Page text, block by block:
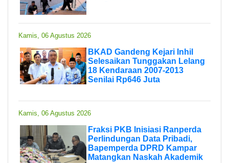
Kamis, 06 Agustus 2026
BKAD Gandeng Kejari Inhil
Selesaikan Tunggakan Lelang
18 Kendaraan 2007-2013
Senilai Rp646 Juta
Kamis, 06 Agustus 2026
Fraksi PKB Inisiasi Ranperda
Perlindungan Data Pribadi,
Bapemperda DPRD Kampar
Matangkan Naskah Akademik